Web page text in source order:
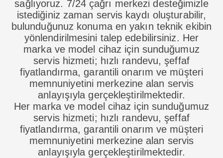
sağlıyoruz. 7/24 çağrı merkezi desteğimizle
istediğiniz zaman servis kaydı oluşturabilir,
bulunduğunuz konuma en yakın teknik ekibin
yönlendirilmesini talep edebilirsiniz. Her
marka ve model cihaz için sunduğumuz
servis hizmeti; hızlı randevu, şeffaf
fiyatlandırma, garantili onarım ve müşteri
memnuniyetini merkezine alan servis
anlayışıyla gerçekleştirilmektedir.
Her marka ve model cihaz için sunduğumuz
servis hizmeti; hızlı randevu, şeffaf
fiyatlandırma, garantili onarım ve müşteri
memnuniyetini merkezine alan servis
anlayışıyla gerçekleştirilmektedir.